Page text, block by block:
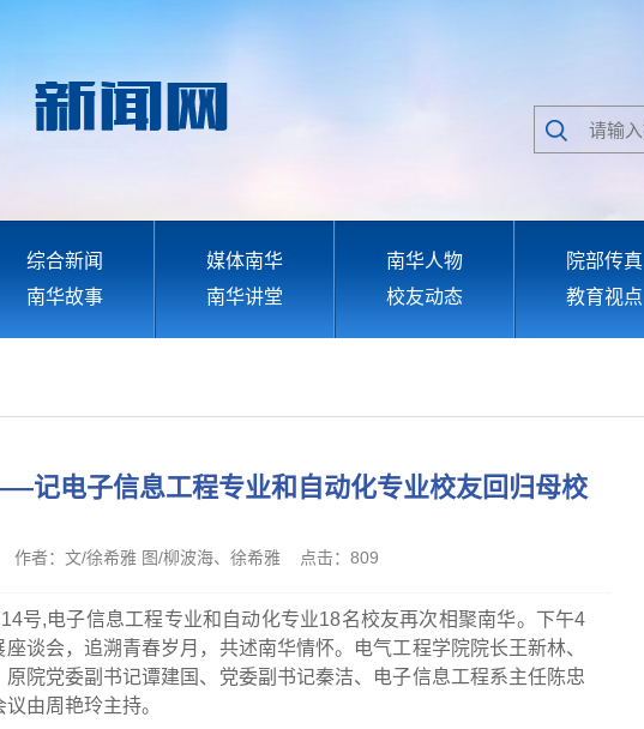
综合新闻 媒体南华 南华人物 院部传真
南华故事 南华讲堂 校友动态 教育视点
记电子信息工程专业和自动化专业校友回归母校
者：文/徐希雅 图/柳波海、徐希雅 点击： 809
号,电子信息工程专业和自动化专业18名校友再次相聚南华。下午4
谈会，追溯青春岁月，共述南华情怀。电气工程学院院长王新林、
院党委副书记谭建国、党委副书记秦洁、电子信息工程系主任陈忠
由周艳玲主持。